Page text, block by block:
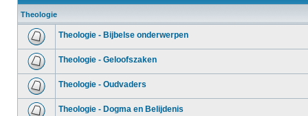
Theologie
Theologie - Bijbelse onderwerpen
Theologie - Geloofszaken
Theologie - Oudvaders
Theologie - Dogma en Belijdenis